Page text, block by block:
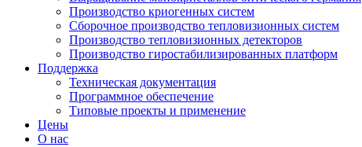
Производство криогенных систем
Сборочное производство тепловизионных систем
Производство тепловизионных детекторов
Производство гиростабилизированных платформ
Поддержка
Техническая документация
Программное обеспечение
Типовые проекты и применение
Цены
О нас